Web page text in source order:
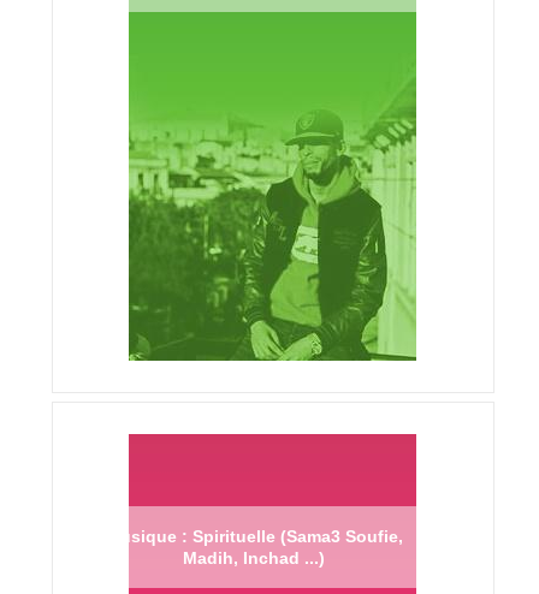
Musique : Spirituelle (Sama3 Soufie,
Madih, Inchad ...)